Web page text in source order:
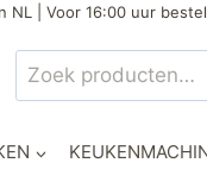
NL | Voor 16:00 uur
Zoeken
naar: